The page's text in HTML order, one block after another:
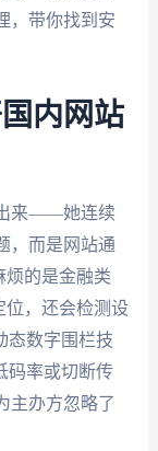
，带你找到安
内网站
出来——她连续
，而是网站通
烦的是金融类
位，还会检测设
态数字围栏技
码率或切断传
主办方忽略了